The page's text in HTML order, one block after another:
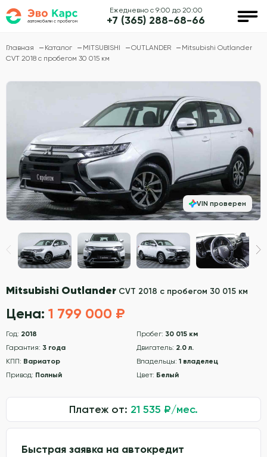
Ежедневно с 9:00 до 20:00
+7 (365) 288-68-66
Главная Каталог MITSUBISHI OUTLANDER
Mitsubishi Outlander
CVT 2018 с пробегом 30 015 км
Mitsubishi Outlander CVT 2018 с пробегом 30 015 км
Цена: 1 799 000 ₽
Год: 2018 Пробег: 30 015 км
Гарантия: 3 года Двигатель: 2.0 л.
КПП: Вариатор Владельцы: 1 владелец
Привод: Полный Цвет: Белый
Платеж от: 21 535 ₽/мес.
Быстрая заявка на автокредит
VIN проверен